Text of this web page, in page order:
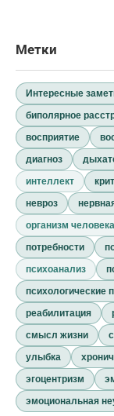
Метки
Интересные
биполярное
восприятие
диагноз
интеллект
невроз
организм человека
потребности
психоанализ
психологические
реабилитация
смысл жизни
улыбка
эгоцентризм
эмоциональная